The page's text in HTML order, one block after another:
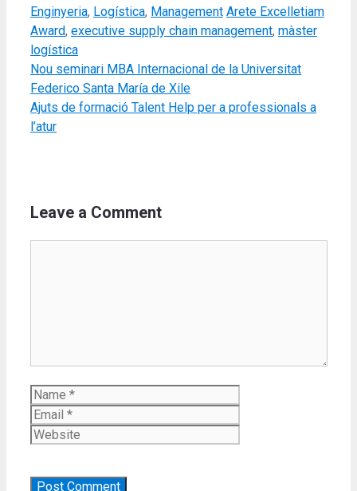
Categories
Enginyeria, Logística, Management Tags
Arete Excelletiam
Award, executive supply chain management, màster
logística
Nou seminari MBA Internacional de la Universitat
Federico Santa María de Xile
Ajuts de formació Talent Help per a professionals a
l’atur
Leave a Comment
Name